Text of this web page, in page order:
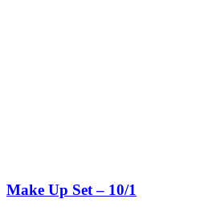
Make Up Set – 10/1